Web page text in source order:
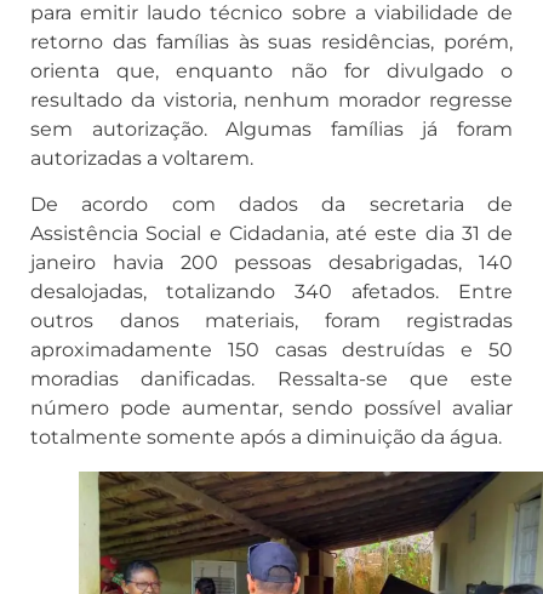
para emitir laudo técnico sobre a viabilidade de
retorno das famílias às suas residências, porém,
orienta que, enquanto não for divulgado o
resultado da vistoria, nenhum morador regresse
sem autorização. Algumas famílias já foram
autorizadas a voltarem.
De acordo com dados da secretaria de
Assistência Social e Cidadania, até este dia 31 de
janeiro havia 200 pessoas desabrigadas, 140
desalojadas, totalizando 340 afetados. Entre
outros danos materiais, foram registradas
aproximadamente 150 casas destruídas e 50
moradias danificadas. Ressalta-se que este
número pode aumentar, sendo possível avaliar
totalmente somente após a diminuição da água.